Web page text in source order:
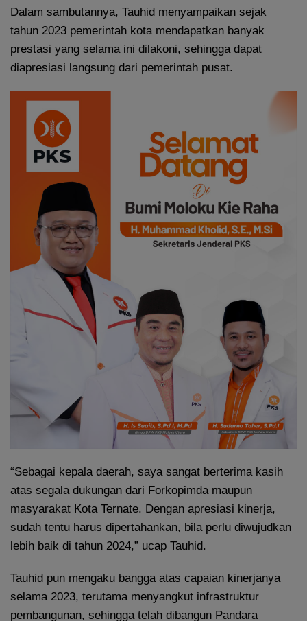
Dalam sambutannya, Tauhid menyampaikan sejak
tahun 2023 pemerintah kota mendapatkan banyak
prestasi yang selama ini dilakoni, sehingga dapat
diapresiasi langsung dari pemerintah pusat.
“Sebagai kepala daerah, saya sangat berterima kasih
atas segala dukungan dari Forkopimda maupun
masyarakat Kota Ternate. Dengan apresiasi kinerja,
sudah tentu harus dipertahankan, bila perlu diwujudkan
lebih baik di tahun 2024,” ucap Tauhid.
Tauhid pun mengaku bangga atas capaian kinerjanya
selama 2023, terutama menyangkut infrastruktur
pembangunan, sehingga telah dibangun Pandara